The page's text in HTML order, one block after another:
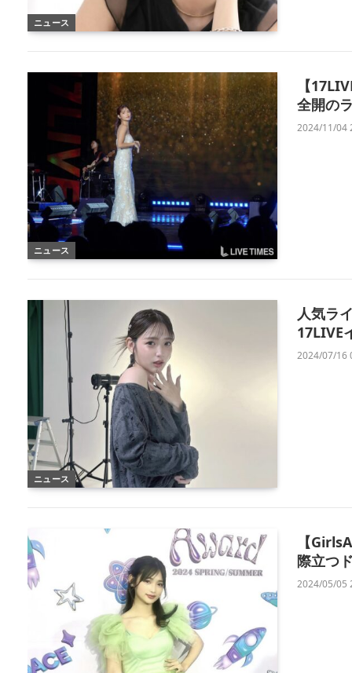
ニュース
ニュース
【
全開の
2024/11/04
ニュース
人気ラ
17LIVE
2024/07/16
【
際立つ
2024/05/05